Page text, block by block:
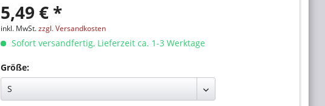
5,49 € *
inkl. MwSt.zzgl. Versandkosten
Sofort versandfertig, Lieferzeit ca. 1-3 Werktage
Größe: